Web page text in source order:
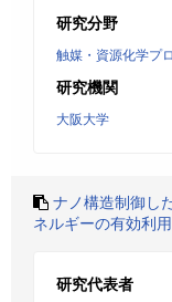
研究分野
触媒・資源化学プ
研究機関
大阪大学
ナノ構造制御し
ネルギーの有効利用
研究代表者